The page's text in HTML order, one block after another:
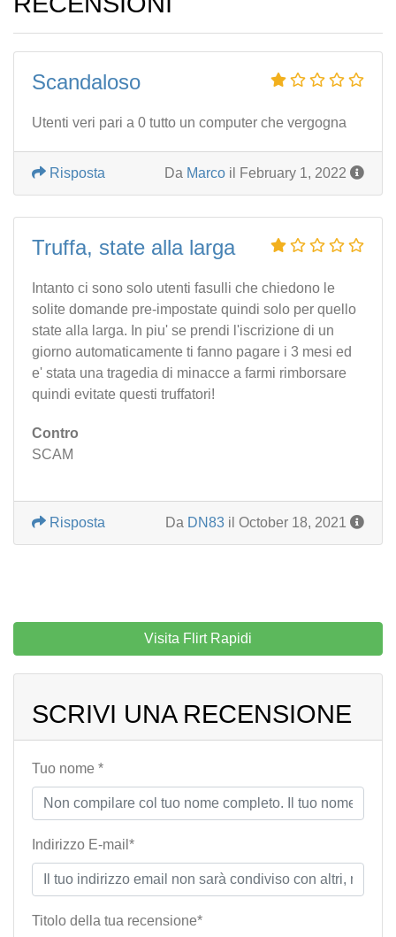
Scandaloso
Utenti veri pari a 0 tutto un computer che vergogna
Da Marco il February 1, 2022
Risposta
Truffa, state alla larga
Intanto ci sono solo utenti fasulli che chiedono le
solite domande pre-impostate quindi solo per quello
state alla larga. In piu' se prendi l'iscrizione di un
giorno automaticamente ti fanno pagare i 3 mesi ed
e' stata una tragedia di minacce a farmi rimborsare
quindi evitate questi truffatori!
Contro
SCAM
Da DN83 il October 18, 2021
Risposta
Visita Flirt Rapidi
SCRIVI UNA RECENSIONE
Tuo nome *
Indirizzo E-mail*
Titolo della tua recensione*